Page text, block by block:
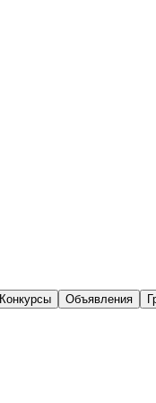
Конкурсы Объявления